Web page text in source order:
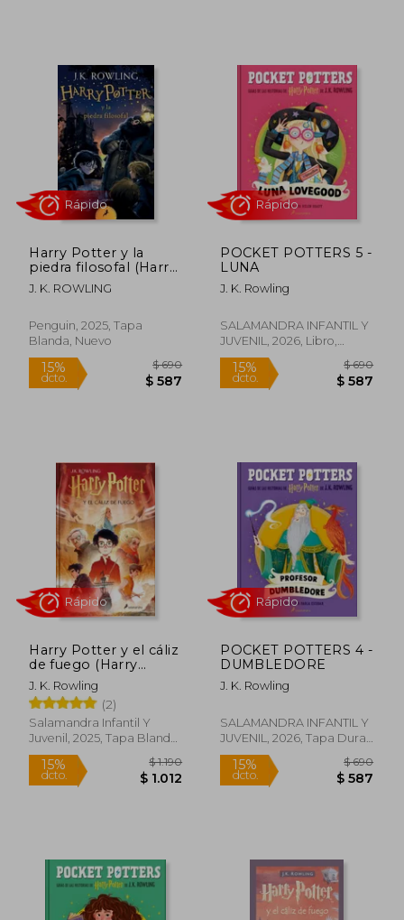
15% 15%
Harry Potter y la
piedra filosofal (Harry
Potter 1)
J. K. ROWLING
Penguin, 2025, Tapa
Blanda, Nuevo
15%
Rápido
POCKET POTTERS 5 -
LUNA
J. K. Rowling
SALAMANDRA INFANTIL Y
JUVENIL, 2026, Libro,
Nuevo
15%
Rápido
Harry Potter y el cáliz
de fuego (Harry
Potter 4)
J. K. Rowling
(2)
Salamandra Infantil Y
Juvenil, 2025, Tapa Blanda,
Nuevo
POCKET POTTERS 4 -
DUMBLEDORE
J. K. Rowling
SALAMANDRA INFANTIL Y
JUVENIL, 2026, Tapa Dura,
Nuevo